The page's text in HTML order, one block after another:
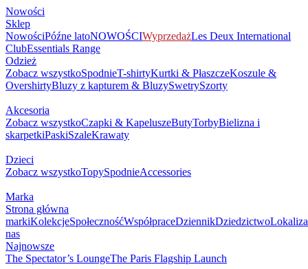
Nowości
Sklep
NowościPóźne latoNOWOŚCIWyprzedażLes Deux International
ClubEssentials Range
Odzież
Zobacz wszystkoSpodnieT-shirtyKurtki & PłaszczeKoszule &
OvershirtyBluzy z kapturem & BluzySwetrySzorty
Akcesoria
Zobacz wszystkoCzapki & KapeluszeButyTorbyBielizna i
skarpetkiPaskiSzaleKrawaty
Dzieci
Zobacz wszystkoTopySpodnieAccessories
Marka
Strona główna
markiKolekcjeSpołecznośćWspółpraceDziennikDziedzictwo
nas
Najnowsze
The Spectator’s LoungeThe Paris Flagship Launch